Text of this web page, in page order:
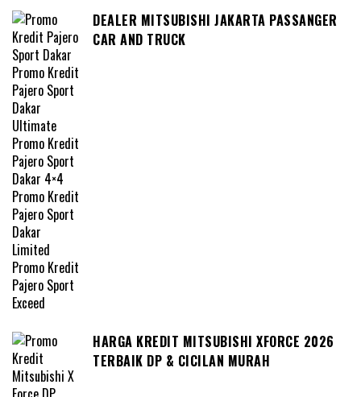
DEALER MITSUBISHI JAKARTA PASSANGER
CAR AND TRUCK
HARGA KREDIT MITSUBISHI XFORCE 2026
TERBAIK DP & CICILAN MURAH